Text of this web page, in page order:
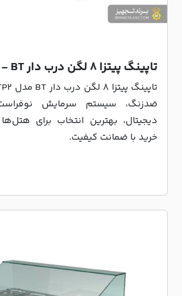
تاپینگ پیتزا 8 لگن درب دار BT - مدل TP2
ضدزنگ، سیستم سرمایش
دیجیتال، بهترین انتخاب برای
خرید با ضمانت کیفیت.